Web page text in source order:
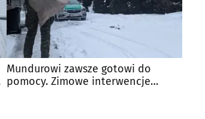
Mundurowi zawsze gotowi do
pomocy. Zimowe interwencje